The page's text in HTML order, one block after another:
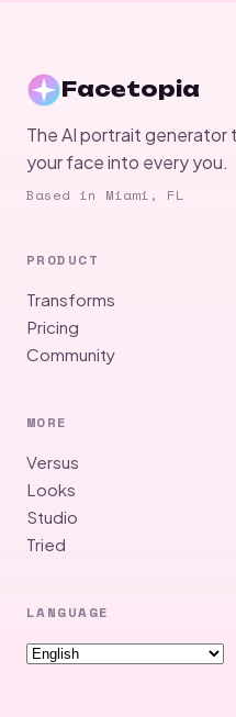
Facetopia
The AI portrait generator
your face into every you.
Based in Miami, FL
PRODUCT
Transforms
Pricing
Community
MORE
Versus
Looks
Studio
Tried
LANGUAGE